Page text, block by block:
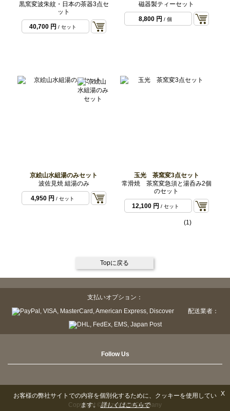
黒窯変波朱紋・日本の茶器3点セ
ット
40,700 円 / セット
磁器製ティーセット
8,800 円 / 個
京絵山水組湯のみセット
波佐見焼 組湯のみ
4,950 円 / セット
玉光 茶窯変3点セット
常滑焼 茶窯変急須と湯呑み2個
のセット
12,100 円 / セット
(1)
Topに戻る
支払いオプション：
配送業者：
Follow Us
Copyright © Sazen Tea Company
X
お客様の弊社サイトでの内容を個別化するために、クッキーを使用してい
ます。詳しくはこちらで